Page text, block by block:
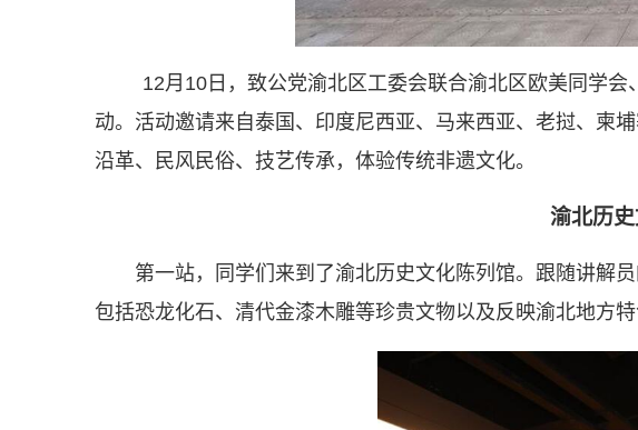
12月10日，致公党渝北区工委会联合渝北区欧美同学
动。活动邀请来自泰国、印度尼西亚、马来西亚、老挝、柬
沿革、民风民俗、技艺传承，体验传统非遗文化。
渝北历
第一站，同学们来到了渝北历史文化陈列馆。跟随讲解
包括恐龙化石、清代金漆木雕等珍贵文物以及反映渝北地方